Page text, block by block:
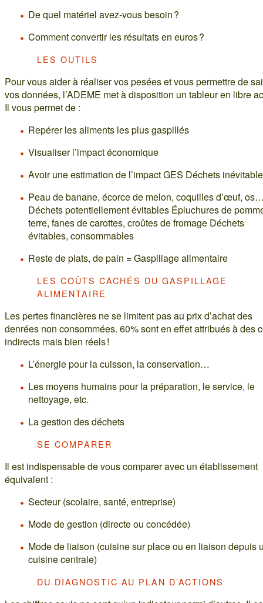
De quel matériel avez-vous besoin ?
Comment convertir les résultats en euros ?
LES OUTILS
Pour vous aider à réaliser vos pesées et vous permettre de
vos données, l’ADEME met à disposition un tableur en libre
Il vous permet de :
Repérer les aliments les plus gaspillés
Visualiser l’impact économique
Avoir une estimation de l’impact GES Déchets
Peau de banane, écorce de melon, coquilles d’œuf,
Déchets potentiellement évitables Épluchures de
terre, fanes de carottes, croûtes de fromage Déchets
évitables, consommables
Reste de plats, de pain = Gaspillage alimentaire
LES COÛTS CACHÉS DU GASPILLAGE
ALIMENTAIRE
Les pertes financières ne se limitent pas au prix d’achat des
denrées non consommées. 60% sont en effet attribués à des
indirects mais bien réels !
L’énergie pour la cuisson, la conservation…
Les moyens humains pour la préparation, le service, le
nettoyage, etc.
La gestion des déchets
SE COMPARER
Il est indispensable de vous comparer avec un établissement
équivalent :
Secteur (scolaire, santé, entreprise)
Mode de gestion (directe ou concédée)
Mode de liaison (cuisine sur place ou en liaison depuis
cuisine centrale)
DU DIAGNOSTIC AU PLAN D’ACTIONS